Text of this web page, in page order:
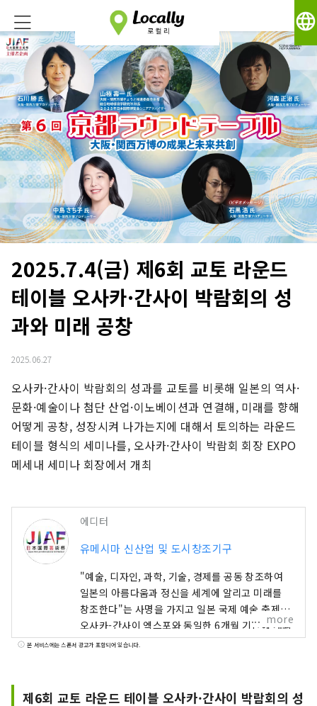
language
2025.7.4(금) 제6회 교토 라운드
테이블 오사카·간사이 박람회의 성
과와 미래 공창
2025.06.27
오사카·간사이 박람회의 성과를 교토를 비롯해 일본의 역사·
문화·예술이나 첨단 산업·이노베이션과 연결해, 미래를 향해
어떻게 공창, 성장시켜 나가는지에 대해서 토의하는 라운드
테이블 형식의 세미나를, 오사카·간사이 박람회 회장 EXPO
메세내 세미나 회장에서 개최
에디터
유메시마 신산업 및 도시창조기구
"예술, 디자인, 과학, 기술, 경제를 공동 창조하여
일본의 아름다움과 정신을 세계에 알리고 미래를
창조한다"는 사명을 가지고 일본 국제 예술 축제가
오사카-간사이 엑스포와 동일한 6개월 기간에 개최
됩니다. 이번 엑스포에는 158개 국가 및 지역과 7
크를 통해 문화예술, 경제, 사회의 선순환과 삶이 빛
more
본 서비스에는 스폰서 광고가 포함되어 있습니다.
제6회 교토 라운드 테이블 오사카·간사이 박람회의 성